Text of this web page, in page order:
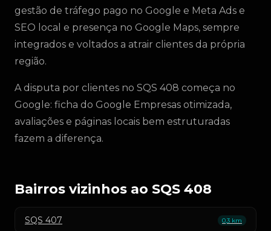
gestão de tráfego pago no Google e Meta Ads e
SEO local e presença no Google Maps, sempre
integrados e voltados a atrair clientes da própria
região.
A disputa por clientes no SQS 408 começa no
Google: ficha do Google Empresas otimizada,
avaliações e páginas locais bem estruturadas
fazem a diferença.
Bairros vizinhos ao SQS 408
SQS 407 0,3 km